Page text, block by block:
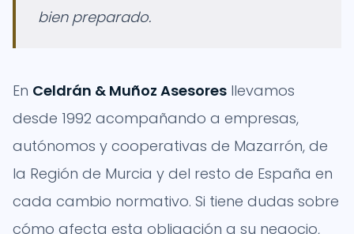
bien preparado.
En Celdrán & Muñoz Asesores llevamos
desde 1992 acompañando a empresas,
autónomos y cooperativas de Mazarrón, de
la Región de Murcia y del resto de España en
cada cambio normativo. Si tiene dudas sobre
cómo afecta esta obligación a su negocio,